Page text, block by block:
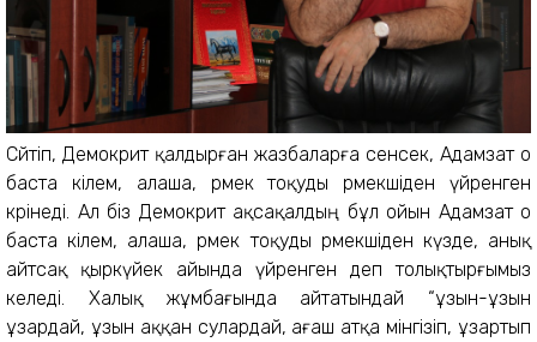
Сөйтіп, Демокрит қалдырған жазбаларға сенсек, Адамзат о
баста кілем, алаша, өрмек тоқуды өрмекшіден үйренген
көрінеді. Ал біз Демокрит ақсақалдың бұл ойын Адамзат о
баста кілем, алаша, өрмек тоқуды өрмекшіден күзде, анық
айтсақ қыркүйек айында үйренген деп толықтырғымыз
келеді. Халық жұмбағында айтатындай “ұзын-ұзын
ұзардай, ұзын аққан сулардай, ағаш атқа мінгізіп, ұзартып